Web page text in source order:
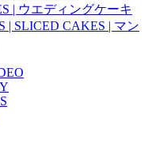
| ウエディングケーキ
| SLICED CAKES | マン